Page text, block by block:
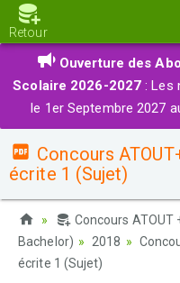
Retour
Ouverture des
Scolaire 2026-2027 : Les
le 1er Septembre 2027
Concours
écrite 1 (Sujet)
Concours ATOUT
Bachelor)
2018
écrite 1 (Sujet)